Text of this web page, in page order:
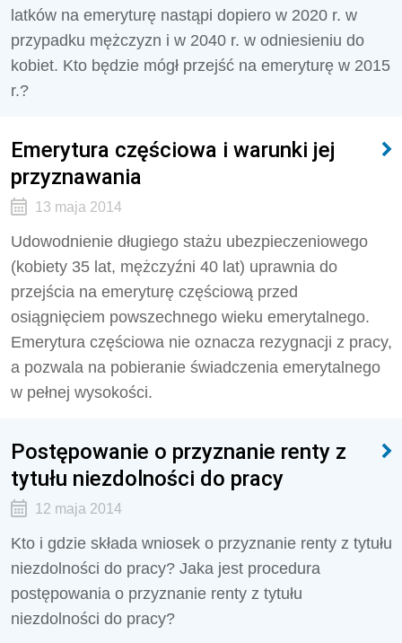
latków na emeryturę nastąpi dopiero w 2020 r. w
przypadku mężczyzn i w 2040 r. w odniesieniu do
kobiet. Kto będzie mógł przejść na emeryturę w 2015
r.?
Emerytura częściowa i warunki jej
przyznawania
13 maja 2014
Udowodnienie długiego stażu ubezpieczeniowego
(kobiety 35 lat, mężczyźni 40 lat) uprawnia do
przejścia na emeryturę częściową przed
osiągnięciem powszechnego wieku emerytalnego.
Emerytura częściowa nie oznacza rezygnacji z pracy,
a pozwala na pobieranie świadczenia emerytalnego
w pełnej wysokości.
Postępowanie o przyznanie renty z
tytułu niezdolności do pracy
12 maja 2014
Kto i gdzie składa wniosek o przyznanie renty z tytułu
niezdolności do pracy? Jaka jest procedura
postępowania o przyznanie renty z tytułu
niezdolności do pracy?